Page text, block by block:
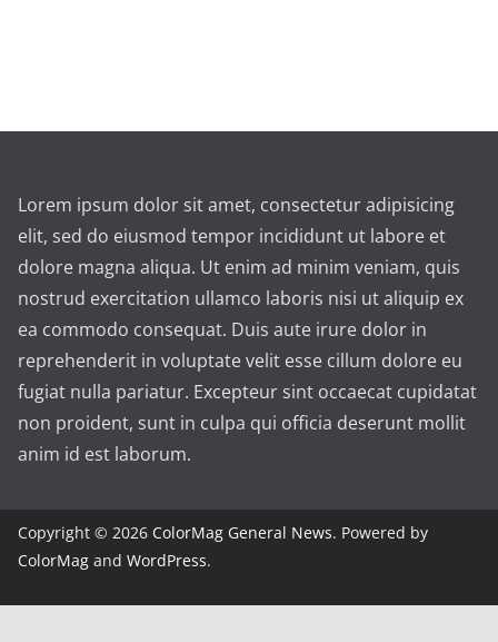
Lorem ipsum dolor sit amet, consectetur adipisicing
elit, sed do eiusmod tempor incididunt ut labore et
dolore magna aliqua. Ut enim ad minim veniam, quis
nostrud exercitation ullamco laboris nisi ut aliquip ex
ea commodo consequat. Duis aute irure dolor in
reprehenderit in voluptate velit esse cillum dolore eu
fugiat nulla pariatur. Excepteur sint occaecat cupidatat
non proident, sunt in culpa qui officia deserunt mollit
anim id est laborum.
Copyright © 2026 ColorMag General News. Powered by
ColorMag and WordPress.